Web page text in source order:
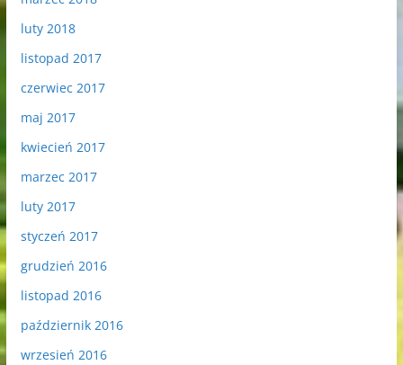
luty 2018
listopad 2017
czerwiec 2017
maj 2017
kwiecień 2017
marzec 2017
luty 2017
styczeń 2017
grudzień 2016
listopad 2016
październik 2016
wrzesień 2016